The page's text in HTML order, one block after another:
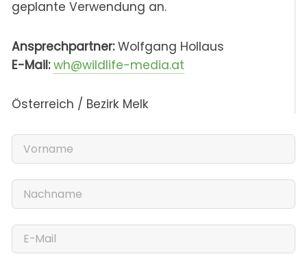
geplante Verwendung an.
Ansprechpartner:Wolfgang Hollaus
E-Mail: wh@wildlife-media.at
Österreich / Bezirk Melk